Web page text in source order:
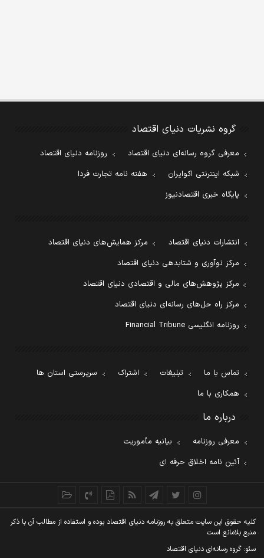
گروه نشریات دنیای اقتصاد
معرفی گروه رسانه‌ای دنیای اقتصاد
روزنامه دنیای اقتصاد
شبکه اینترنتی اکوایران
هفته نامه تجارت فردا
پایگاه خبری اقتصادنیوز
انتشارات دنیای اقتصاد
مرکز همایش‌های دنیای اقتصاد
مرکز نوآوری و شتابدهی دنیای اقتصاد
مرکز پژوهش‌های مالی و اقتصادی دنیای اقتصاد
مرکز راه حل‌های رسانه‌ای دنیای اقتصاد
روزنامه انگلیسی Financial Tribune
تماس با ما تبلیغات اشتراک
سرپرستی استان ها
همکاری با ما
درباره ما
معرفی روزنامه
بیانیه مأموریت
آئین نامه اخلاق حرفه ای
کليه حقوق اين سايت متعلق به روزنامه دنيای اقتصاد بوده و استفاده از مطالب آن با ذکر
منبع بلامانع است
سئو: گروه رسانه‌ای دنیای اقتصاد